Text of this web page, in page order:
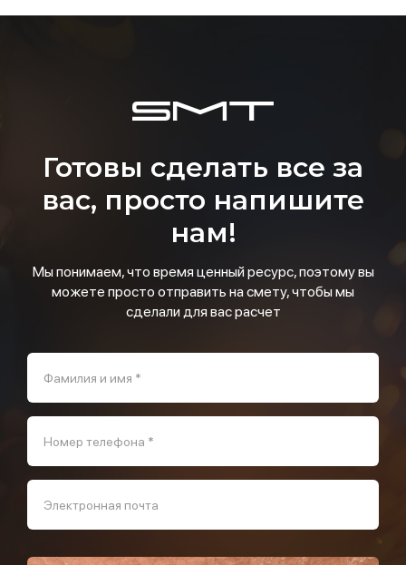
Готовы сделать все за
вас, просто напишите
нам!
Мы понимаем, что время ценный ресурс, поэтому вы
можете просто отправить на смету, чтобы мы
сделали для вас расчет
Фамилия и имя *
Номер телефона *
Электронная почта